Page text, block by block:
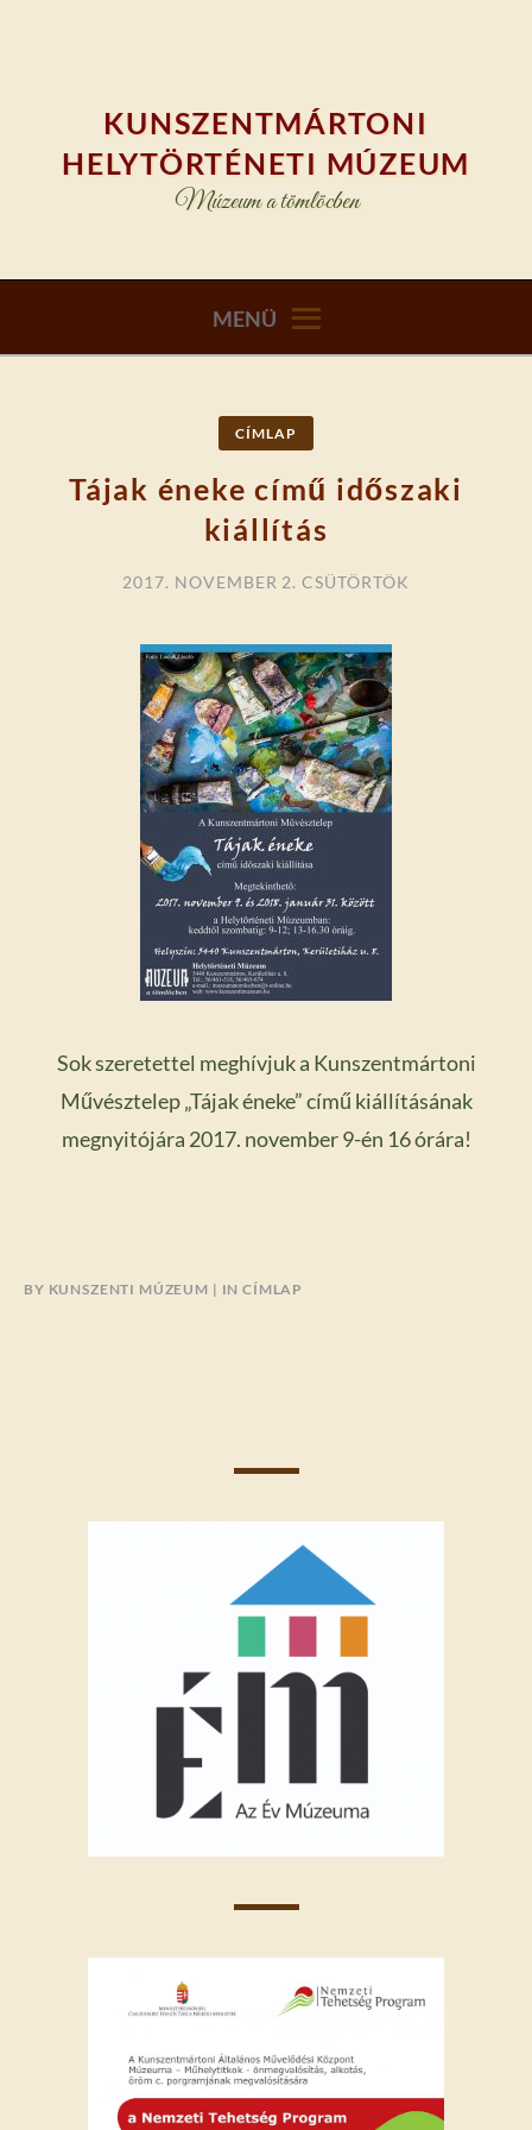
KUNSZENTMÁRTONI
HELYTÖRTÉNETI MÚZEUM
Múzeum a tömlöcben
MENÜ
CÍMLAP
Tájak éneke című időszaki
kiállítás
2017. NOVEMBER 2. CSÜTÖRTÖK
Sok szeretettel meghívjuk a Kunszentmártoni
Művésztelep „Tájak éneke” című kiállításának
megnyitójára 2017. november 9-én 16 órára!
BY KUNSZENTI MÚZEUM INCÍMLAP